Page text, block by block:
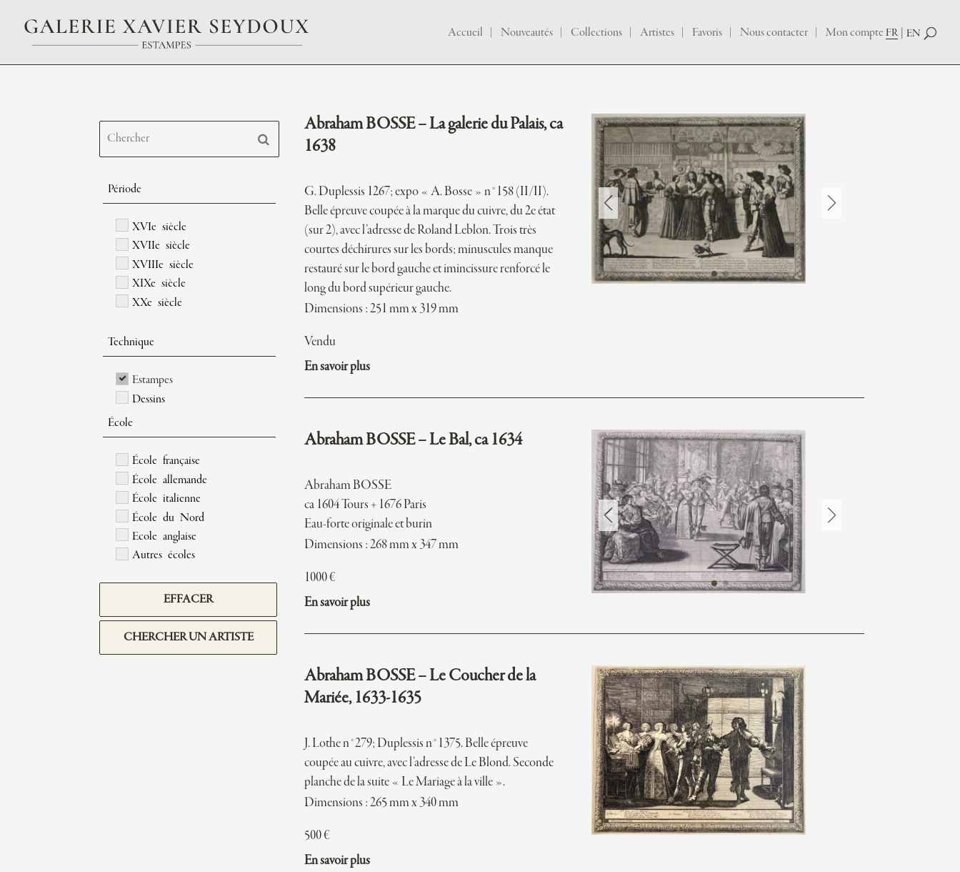
Accueil Nouveautés Collections Artistes Favoris Nous contacter Mon compte FR EN
Période
XVIe siècle
XVIIe siècle
XVIIIe siècle
XIXe siècle
XXe siècle
Technique
Estampes
Dessins
École
École française
École allemande
École italienne
École du Nord
Ecole anglaise
Autres écoles
EFFACER
CHERCHER UN ARTISTE
Abraham BOSSE – La galerie du Palais, ca
1638
G. Duplessis 1267; expo « A. Bosse » n°158 (II/II).
Belle épreuve coupée à la marque du cuivre, du 2e état
(sur 2), avec l’adresse de Roland Leblon. Trois très
courtes déchirures sur les bords; minuscules manque
restauré sur le bord gauche et imincissure renforcé le
long du bord supérieur gauche.
Dimensions : 251 mm x 319 mm
Vendu
En savoir plus
Abraham BOSSE – Le Bal, ca 1634
Abraham BOSSE
ca 1604 Tours + 1676 Paris
Eau-forte originale et burin
Dimensions : 268 mm x 347 mm
1000€
En savoir plus
Abraham BOSSE – Le Coucher de la
Mariée, 1633-1635
J. Lothe n°279; Duplessis n°1375. Belle épreuve
coupée au cuivre, avec l’adresse de Le Blond. Seconde
planche de la suite « Le Mariage à la ville ».
Dimensions : 265 mm x 340 mm
500€
En savoir plus